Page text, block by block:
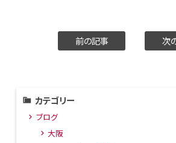
前の記事 次
カテゴリー
ブログ
大阪